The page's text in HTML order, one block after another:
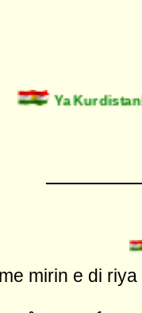
Ya Kurdistan!
mirin e di